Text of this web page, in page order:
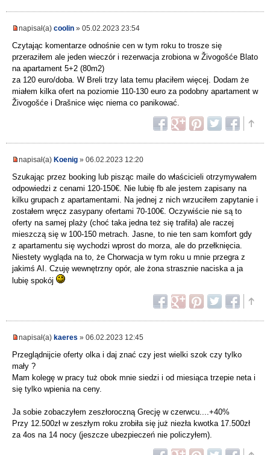
napisał(a) coolin » 05.02.2023 23:54
Czytając komentarze odnośnie cen w tym roku to trosze się
przeraziłem ale jeden wieczór i rezerwacja zrobiona w Živogošće Blato
na apartament 5+2 (80m2)
za 120 euro/doba. W Breli trzy lata temu płaciłem więcej. Dodam że
miałem kilka ofert na poziomie 110-130 euro za podobny apartament w
Živogošće i Drašnice więc niema co panikować.
napisał(a) Koenig » 06.02.2023 12:20
Szukając przez booking lub pisząc maile do właścicieli otrzymywałem
odpowiedzi z cenami 120-150€. Nie lubię fb ale jestem zapisany na
kilku grupach z apartamentami. Na jednej z nich wrzuciłem zapytanie i
zostałem wręcz zasypany ofertami 70-100€. Oczywiście nie są to
oferty na samej plaży (choć taka jedna też się trafiła) ale raczej
mieszczą się w 100-150 metrach. Jasne, to nie ten sam komfort gdy
z apartamentu się wychodzi wprost do morza, ale do przełknięcia.
Niestety wygląda na to, że Chorwacja w tym roku u mnie przegra z
jakimś AI. Czuję wewnętrzny opór, ale żona strasznie naciska a ja
lubię spokój
napisał(a) kaeres » 06.02.2023 12:45
Przeglądnijcie oferty olka i daj znać czy jest wielki szok czy tylko
mały ?
Mam kolegę w pracy tuż obok mnie siedzi i od miesiąca trzepie neta i
się tylko wpienia na ceny.
Ja sobie zobaczyłem zeszłoroczną Grecję w czerwcu....+40%
Przy 12.500zł w zeszłym roku zrobiła się już niezła kwotka 17.500zł
za 4os na 14 nocy (jeszcze ubezpieczeń nie policzyłem).